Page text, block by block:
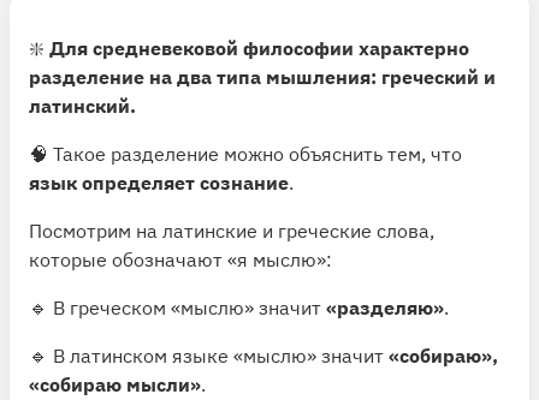
❇️ Для средневековой философии характерно
разделение на два типа мышления: греческий и
латинский.
🧠 Такое разделение можно объяснить тем, что
язык определяет сознание.
Посмотрим на латинские и греческие слова,
которые обозначают «я мыслю»:
🔹 В греческом «мыслю» значит «разделяю».
🔹 В латинском языке «мыслю» значит «собираю»,
«собираю мысли».